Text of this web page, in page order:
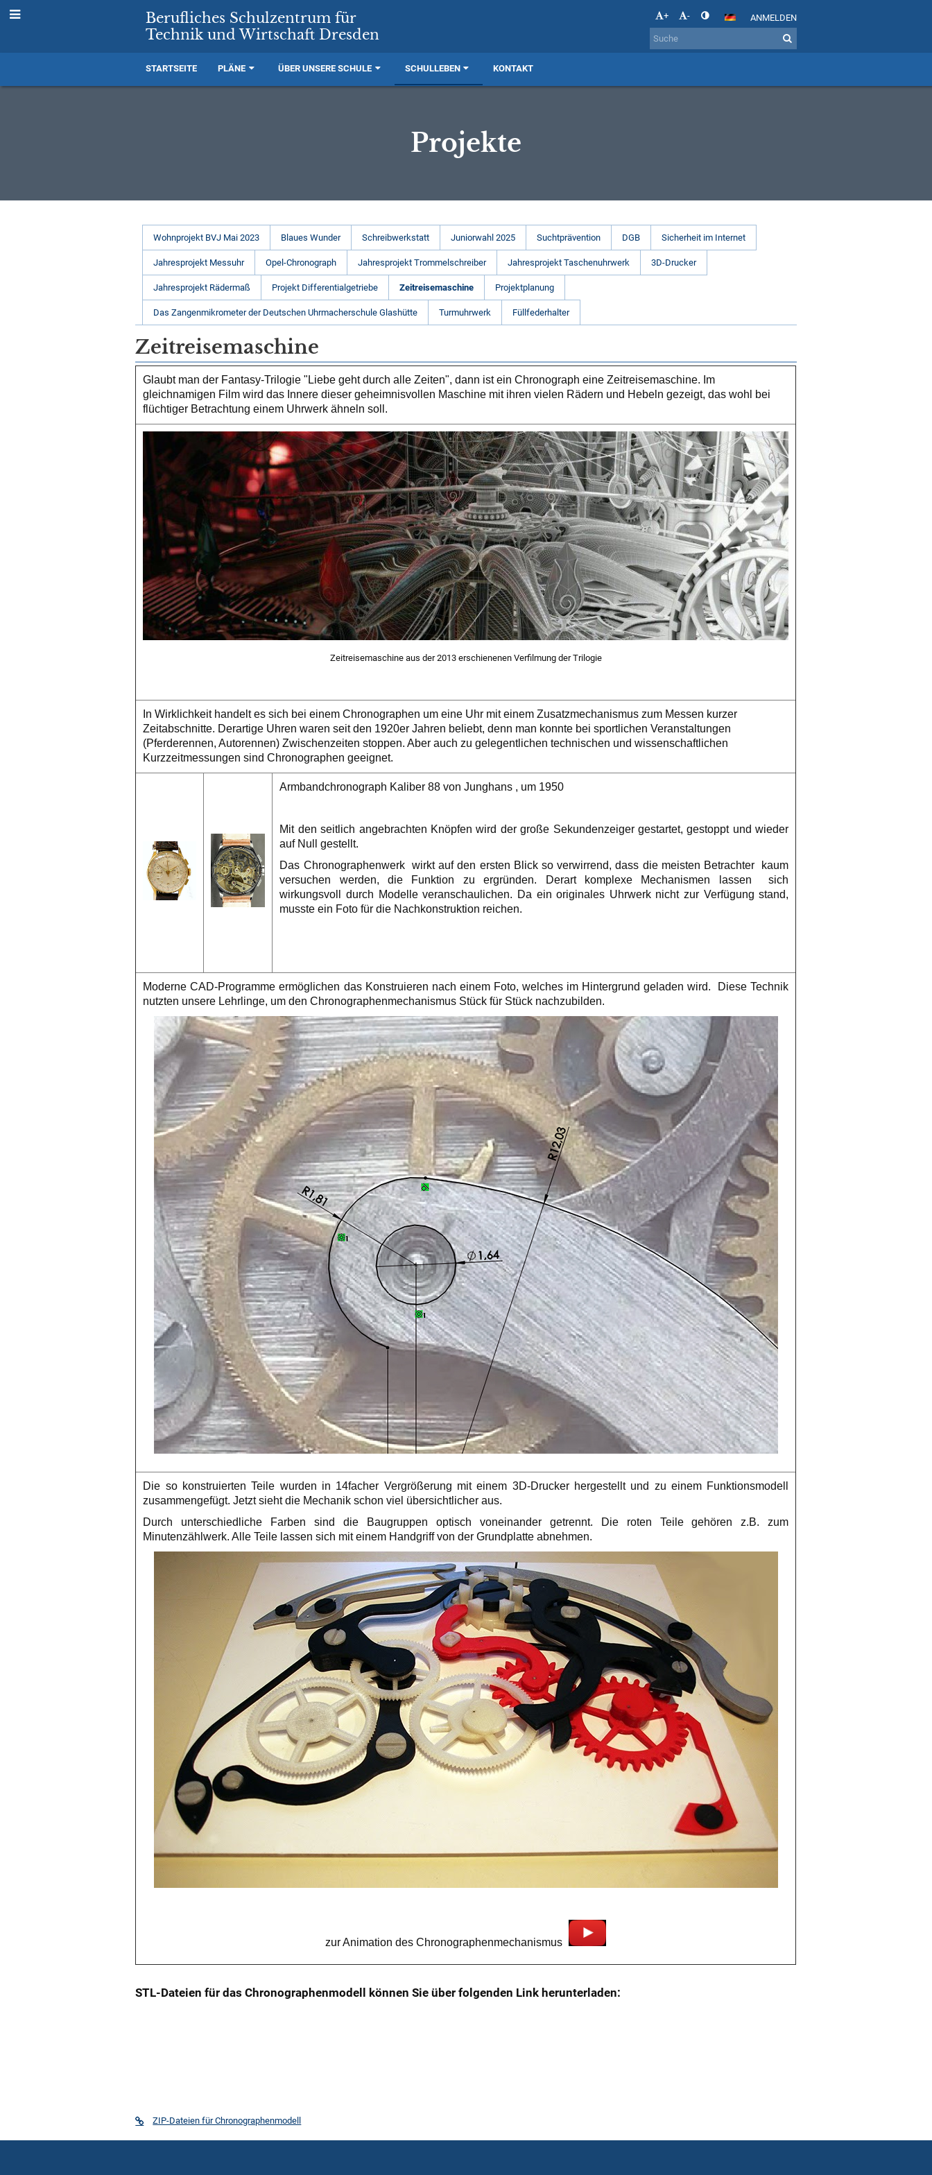
Berufliches Schulzentrum für
Technik und Wirtschaft Dresden
+ - ANMELDEN
STARTSEITE PLÄNE ÜBER UNSERE SCHULE SCHULLEBEN KONTAKT
Projekte
Wohnprojekt BVJ Mai 2023 Blaues Wunder Schreibwerkstatt Juniorwahl 2025 Suchtprävention DGB Sicherheit im Internet
Jahresprojekt Messuhr Opel-Chronograph Jahresprojekt Trommelschreiber Jahresprojekt Taschenuhrwerk 3D-Drucker
Jahresprojekt Rädermaß Projekt Differentialgetriebe Zeitreisemaschine Projektplanung
Das Zangenmikrometer der Deutschen Uhrmacherschule Glashütte Turmuhrwerk Füllfederhalter
Zeitreisemaschine
Glaubt man der Fantasy-Trilogie "Liebe geht durch alle Zeiten", dann ist ein Chronograph eine Zeitreisemaschine. Im
gleichnamigen Film wird das Innere dieser geheimnisvollen Maschine mit ihren vielen Rädern und Hebeln gezeigt, das wohl bei
flüchtiger Betrachtung einem Uhrwerk ähneln soll.
Zeitreisemaschine aus der 2013 erschienenen Verfilmung der Trilogie
In Wirklichkeit handelt es sich bei einem Chronographen um eine Uhr mit einem Zusatzmechanismus zum Messen kurzer
Zeitabschnitte. Derartige Uhren waren seit den 1920er Jahren beliebt, denn man konnte bei sportlichen Veranstaltungen
(Pferderennen, Autorennen) Zwischenzeiten stoppen. Aber auch zu gelegentlichen technischen und wissenschaftlichen
Kurzzeitmessungen sind Chronographen geeignet.
Armbandchronograph Kaliber 88 von Junghans , um 1950
Mit den seitlich angebrachten Knöpfen wird der große Sekundenzeiger gestartet, gestoppt und wieder
auf Null gestellt.
Das Chronographenwerk wirkt auf den ersten Blick so verwirrend, dass die meisten Betrachter kaum
versuchen werden, die Funktion zu ergründen. Derart komplexe Mechanismen lassen sich
wirkungsvoll durch Modelle veranschaulichen. Da ein originales Uhrwerk nicht zur Verfügung stand,
musste ein Foto für die Nachkonstruktion reichen.
Moderne CAD-Programme ermöglichen das Konstruieren nach einem Foto, welches im Hintergrund geladen wird. Diese Technik
nutzten unsere Lehrlinge, um den Chronographenmechanismus Stück für Stück nachzubilden.
Die so konstruierten Teile wurden in 14facher Vergrößerung mit einem 3D-Drucker hergestellt und zu einem Funktionsmodell
zusammengefügt. Jetzt sieht die Mechanik schon viel übersichtlicher aus.
Durch unterschiedliche Farben sind die Baugruppen optisch voneinander getrennt. Die roten Teile gehören z.B. zum
Minutenzählwerk. Alle Teile lassen sich mit einem Handgriff von der Grundplatte abnehmen.
zur Animation des Chronographenmechanismus
STL-Dateien für das Chronographenmodell können Sie über folgenden Link herunterladen:
ZIP-Dateien für Chronographenmodell